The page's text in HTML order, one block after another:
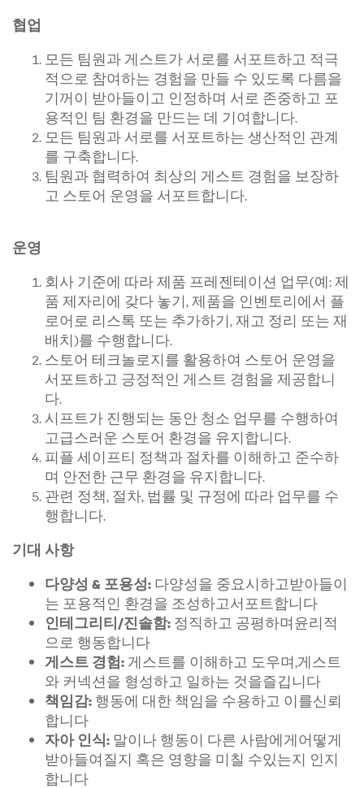
협업
모든 팀원과 게스트가 서로를 서포트하고 적극
적으로 참여하는 경험을 만들 수 있도록 다름을
기꺼이 받아들이고 인정하며 서로 존중하고 포
용적인 팀 환경을 만드는 데 기여합니다.
모든 팀원과 서로를 서포트하는 생산적인 관계
를 구축합니다.
팀원과 협력하여 최상의 게스트 경험을 보장하
고 스토어 운영을 서포트합니다.
운영
회사 기준에 따라 제품 프레젠테이션 업무(예: 제
품 제자리에 갖다 놓기, 제품을 인벤토리에서 플
로어로 리스톡 또는 추가하기, 재고 정리 또는 재
배치)를 수행합니다.
스토어 테크놀로지를 활용하여 스토어 운영을
서포트하고 긍정적인 게스트 경험을 제공합니
다.
시프트가 진행되는 동안 청소 업무를 수행하여
고급스러운 스토어 환경을 유지합니다.
피플 세이프티 정책과 절차를 이해하고 준수하
며 안전한 근무 환경을 유지합니다.
관련 정책, 절차, 법률 및 규정에 따라 업무를 수
행합니다.
기대 사항
다양성 & 포용성: 다양성을 중요시하고받아들이
는 포용적인 환경을 조성하고서포트합니다
인테그리티/진솔함: 정직하고 공평하며윤리적
으로 행동합니다
게스트 경험: 게스트를 이해하고 도우며,게스트
와 커넥션을 형성하고 일하는 것을즐깁니다
책임감: 행동에 대한 책임을 수용하고 이를신뢰
합니다
자아 인식: 말이나 행동이 다른 사람에게어떻게
받아들여질지 혹은 영향을 미칠 수있는지 인지
합니다